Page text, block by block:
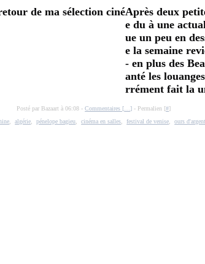
Après deux
e du à une
ue un peu en
e la semaine
- en plus des
anté les
rrément fait la
Posté par Bazaart à 06:08 -Commentaires [ …] - Permalien [#]
,algérie ,pénelope bagieu ,cinéma en salles festival de venise ,ours d'argent